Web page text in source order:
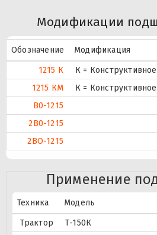
Модификации
Обозначение
Модификация
1215 К
К =
1215 КМ
К =
В0-1215
2В0-1215
2ВО-1215
Применение
Техника Модель
Трактор
Т-150К